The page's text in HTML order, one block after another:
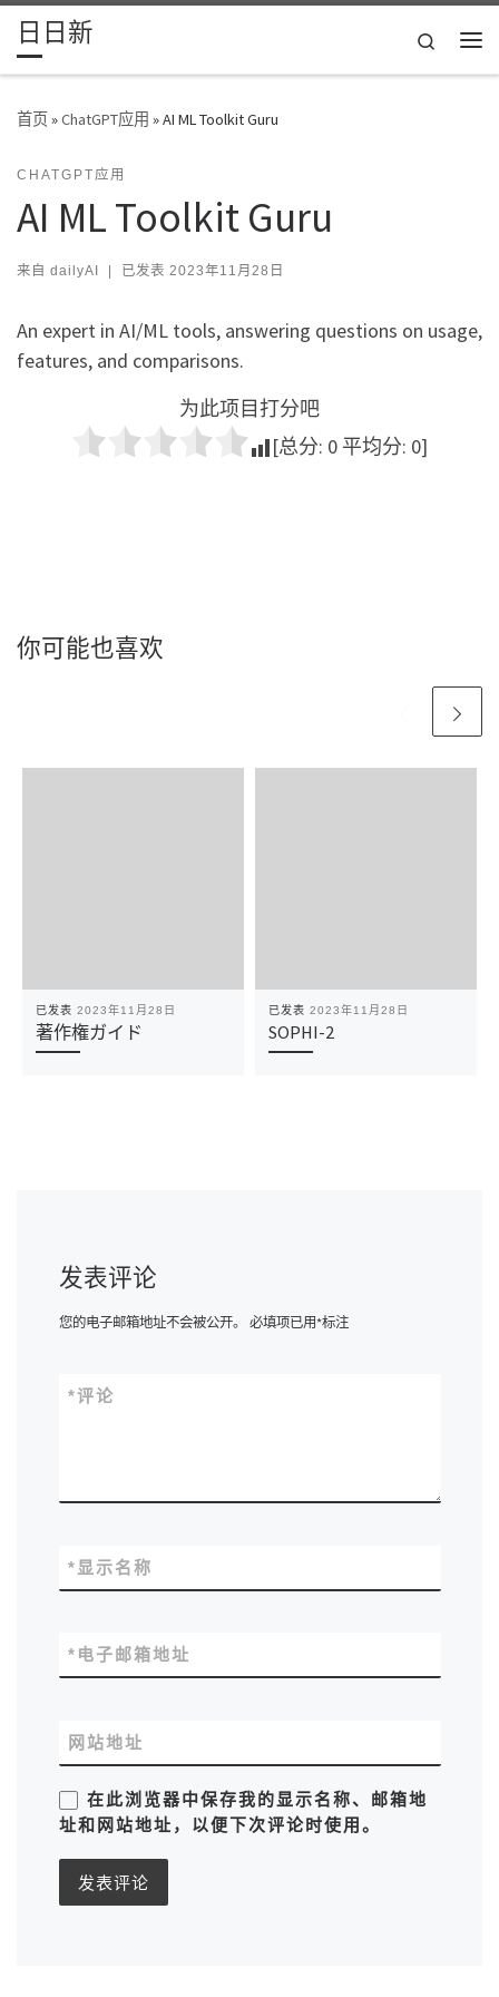
Skip to content
日日新
Search
首页»ChatGPT应用 »AI ML Toolkit Guru
CHATGPT应用
AI ML Toolkit Guru
来自 dailyAI | 已发表 2023年11月28日
An expert in AI/ML tools, answering questions on usage,
features, and comparisons.
为此项目打分吧
[总分: 0 平均分: 0]
你可能也喜欢
已发表 2023年11月28日
著作権ガイド
已发表 2023年11月28日
SOPHI-2
发表评论
您的电子邮箱地址不会被公开。 必填项已用*标注
评论
*
显示名称
*
电子邮箱地址
*
网站地址
在此浏览器中保存我的显示名称、邮箱地
址和网站地址，以便下次评论时使用。